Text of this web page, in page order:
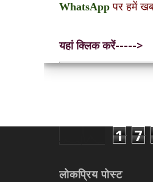
WhatsApp पर हमें
यहां क्लिक करें----->
1 7
लोकप्रिय पोस्ट